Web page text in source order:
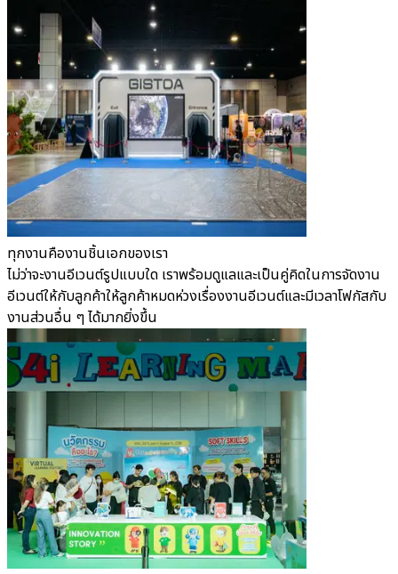
ทุกงานคืองานชิ้นเอกของเรา
ไม่ว่าจะงานอีเวนต์รูปแบบใด เราพร้อมดูแลและเป็นคู่คิดในการจัดงาน
อีเวนต์ให้กับลูกค้าให้ลูกค้าหมดห่วงเรื่องงานอีเวนต์และมีเวลาโฟกัสกับ
งานส่วนอื่น ๆ ได้มากยิ่งขึ้น